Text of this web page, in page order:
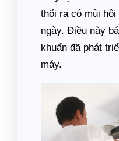
thổi ra có mùi
ngày. Điều này
khuẩn đã phát
máy.